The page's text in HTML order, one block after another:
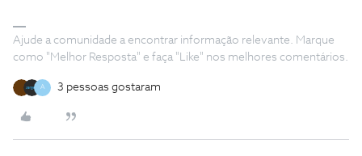
Ajude a comunidade a encontrar informação relevante. Marque
como "Melhor Resposta" e faça "Like" nos melhores comentários.
A 3 pessoas gostaram